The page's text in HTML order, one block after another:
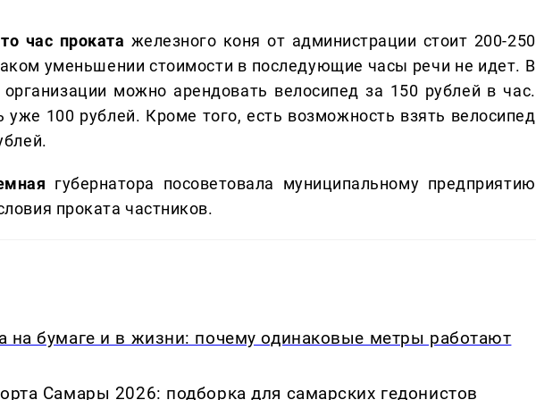
час проката железного коня от администрации стоит 200-250
уменьшении стоимости в последующие часы речи не идет. В
можно арендовать велосипед за 150 рублей в час.
уже 100 рублей. Кроме того, есть возможность взять велосипед
губернатора посоветовала муниципальному предприятию
проката частников.
на бумаге и в жизни: почему одинаковые метры работают
Самары 2026: подборка для самарских гедонистов